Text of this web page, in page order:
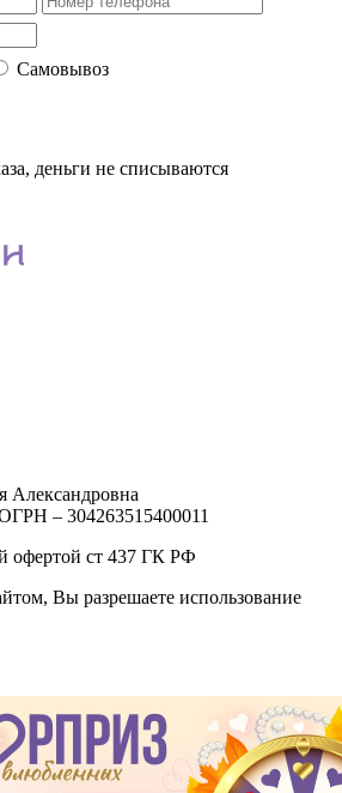
Самовывоз
деньги не списываются
– 304263515400011
офертой ст 437 ГК РФ
Вы разрешаете использование